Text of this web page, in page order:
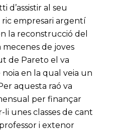
d’assistir al seu
empresari argentí
la reconstrucció del
de joves
de Pareto el va
en la qual veia un
aquesta raó va
per finançar
li unes classes de cant
i extenor